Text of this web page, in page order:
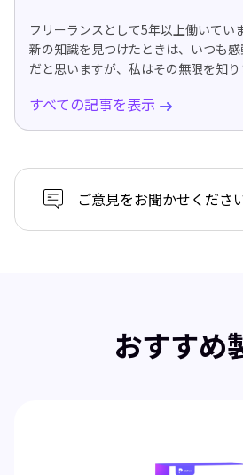
フリーランスとして5年以上働いてい
新の知識を見つけたときは、いつも
だと思いますが、私はその無限を知り
すべての記事を表示
ご意見をお聞かせくださ
おすすめ